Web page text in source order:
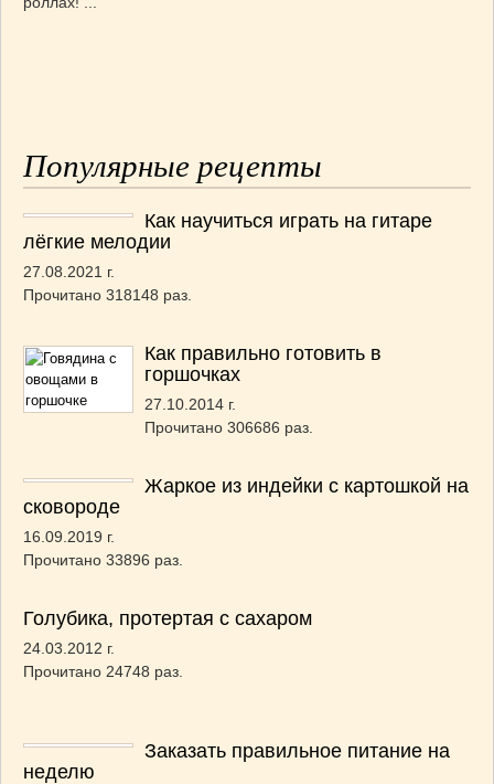
Популярные рецепты
Как научиться играть на гитаре
лёгкие мелодии
27.08.2021 г.
Прочитано 318148 раз.
Как правильно готовить в
горшочках
27.10.2014 г.
Прочитано 306686 раз.
Жаркое из индейки с картошкой на
сковороде
16.09.2019 г.
Прочитано 33896 раз.
Голубика, протертая с сахаром
24.03.2012 г.
Прочитано 24748 раз.
Заказать правильное питание на
неделю